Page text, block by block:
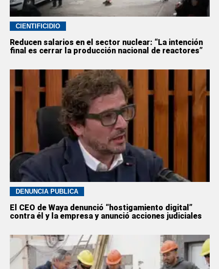
CIENTIFICIDIO
Reducen salarios en el sector nuclear: “La intención
final es cerrar la producción nacional de reactores”
DENUNCIA PÚBLICA
El CEO de Waya denunció “hostigamiento digital”
contra él y la empresa y anunció acciones judiciales